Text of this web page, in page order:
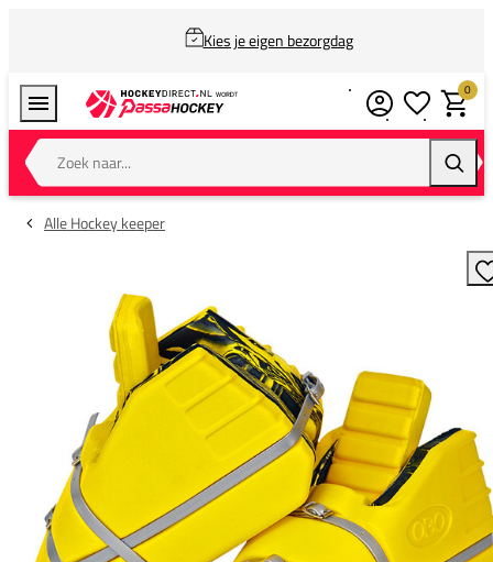
Kies je eigen bezorgdag
Zoek naar...
0
Alle Hockey keeper